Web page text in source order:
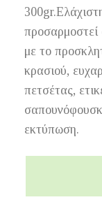
προσαρμοστεί
με το
κρασιού,
πετσέτας,
εκτύπωση.